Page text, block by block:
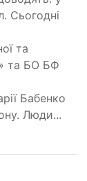
Сьогодні
та
та БО БФ
Бабенко
Люди...